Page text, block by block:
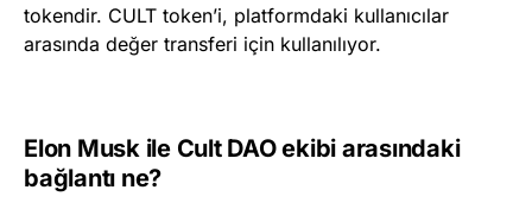
tokendir. CULT token’i, platformdaki kullanıcılar
arasında değer transferi için kullanılıyor.
Elon Musk ile Cult DAO ekibi arasındaki
bağlantı ne?